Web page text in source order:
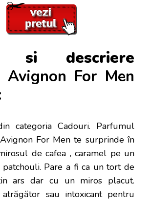
si descriere
Avignon For Men
categoria Cadouri. Parfumul
For Men te surprinde în
de cafea , caramel pe un
Pare a fi ca un tort de
ars dar cu un miros placut.
sau intoxicant pentru